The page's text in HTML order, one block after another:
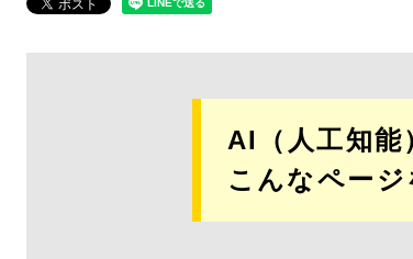
AI（人工知能
こんなペー